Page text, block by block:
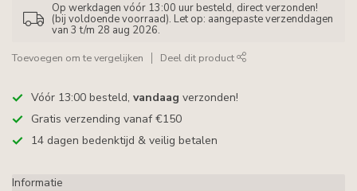
Op werkdagen vóór 13:00 uur besteld, direct verzonden!
(bij voldoende voorraad). Let op: aangepaste verzenddagen
van 3 t/m 28 aug 2026.
Toevoegen om te vergelijken Deel dit product
Vóór 13:00 besteld, vandaag verzonden!
Gratis verzending vanaf €150
14 dagen bedenktijd & veilig betalen
Informatie